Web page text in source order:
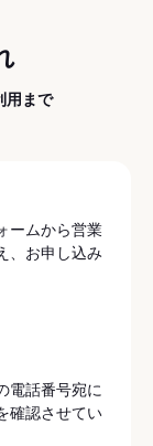
用まで
ームから営業
、お申し込み
電話番号宛に
確認させてい